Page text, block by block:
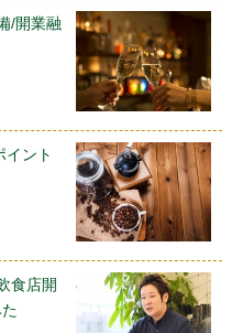
/開業融
イント
食店開